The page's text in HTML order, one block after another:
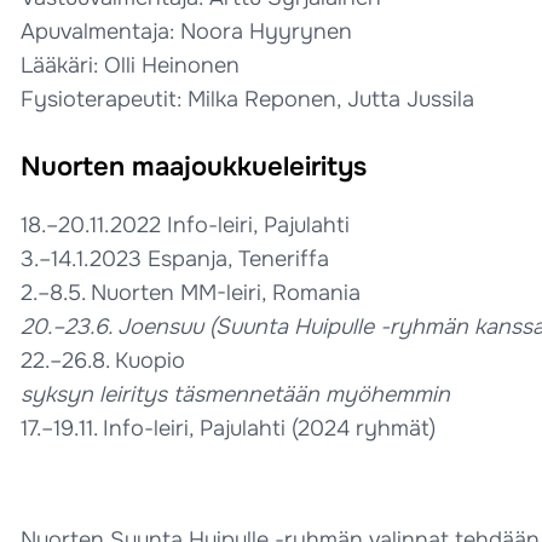
Apuvalmentaja: Noora Hyyrynen
Lääkäri: Olli Heinonen
Fysioterapeutit: Milka Reponen, Jutta Jussila
Nuorten maajoukkueleiritys
18.–20.11.2022 Info-leiri, Pajulahti
3.–14.1.2023 Espanja, Teneriffa
2.–8.5. Nuorten MM-leiri, Romania
20.–23.6. Joensuu (Suunta Huipulle -ryhmän
22.–26.8. Kuopio
syksyn leiritys täsmennetään myöhemmin
17.–19.11. Info-leiri, Pajulahti (2024 ryhmät)